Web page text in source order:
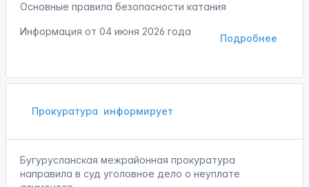
Основные правила безопасности катания
Подробнее
Информация от 04 июня 2026 года
Прокуратура информирует
Бугурусланская межрайонная прокуратура
направила в суд уголовное дело о неуплате